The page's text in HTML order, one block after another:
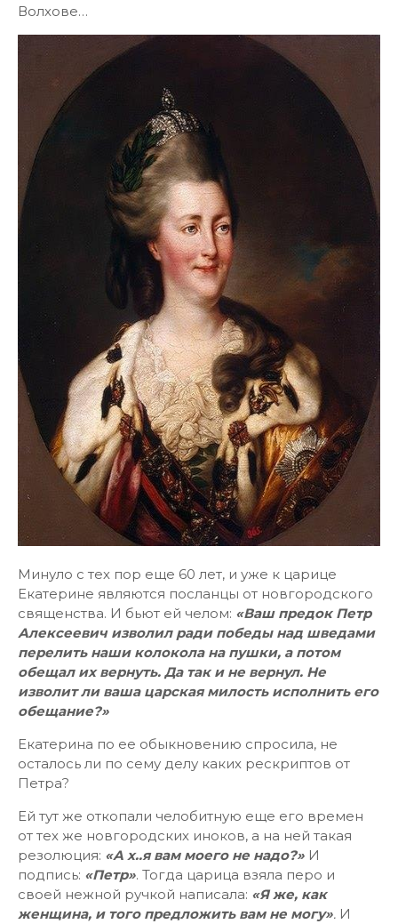
Волхове…
Минуло с тех пор еще 60 лет, и уже к царице
Екатерине являются посланцы от новгородского
священства. И бьют ей челом: «Ваш предок Петр
Алексеевич изволил ради победы над шведами
перелить наши колокола на пушки, а потом
обещал их вернуть. Да так и не вернул. Не
изволит ли ваша царская милость исполнить его
обещание?»
Екатерина по ее обыкновению спросила, не
осталось ли по сему делу каких рескриптов от
Петра?
Ей тут же откопали челобитную еще его времен
от тех же новгородских иноков, а на ней такая
резолюция: «А х..я вам моего не надо?» И
подпись: «Петр». Тогда царица взяла перо и
своей нежной ручкой написала: «Я же, как
женщина, и того предложить вам не могу». И